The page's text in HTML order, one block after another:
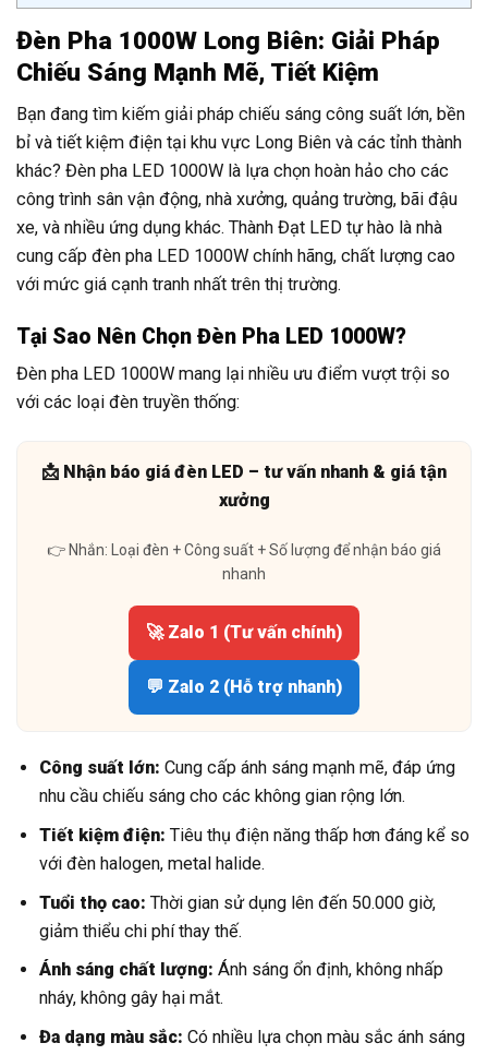
Đèn Pha 1000W Long Biên: Giải Pháp
Chiếu Sáng Mạnh Mẽ, Tiết Kiệm
Bạn đang tìm kiếm giải pháp chiếu sáng công suất lớn, bền
bỉ và tiết kiệm điện tại khu vực Long Biên và các tỉnh thành
khác? Đèn pha LED 1000W là lựa chọn hoàn hảo cho các
công trình sân vận động, nhà xưởng, quảng trường, bãi đậu
xe, và nhiều ứng dụng khác. Thành Đạt LED tự hào là nhà
cung cấp đèn pha LED 1000W chính hãng, chất lượng cao
với mức giá cạnh tranh nhất trên thị trường.
Tại Sao Nên Chọn Đèn Pha LED 1000W?
Đèn pha LED 1000W mang lại nhiều ưu điểm vượt trội so
với các loại đèn truyền thống:
📩 Nhận báo giá đèn LED – tư vấn nhanh & giá tận
xưởng
👉 Nhắn: Loại đèn + Công suất + Số lượng để nhận báo giá
nhanh
🚀 Zalo 1 (Tư vấn chính)
💬 Zalo 2 (Hỗ trợ nhanh)
Công suất lớn: Cung cấp ánh sáng mạnh mẽ, đáp ứng
nhu cầu chiếu sáng cho các không gian rộng lớn.
Tiết kiệm điện: Tiêu thụ điện năng thấp hơn đáng kể so
với đèn halogen, metal halide.
Tuổi thọ cao: Thời gian sử dụng lên đến 50.000 giờ,
giảm thiểu chi phí thay thế.
Ánh sáng chất lượng: Ánh sáng ổn định, không nhấp
nháy, không gây hại mắt.
Đa dạng màu sắc: Có nhiều lựa chọn màu sắc ánh sáng